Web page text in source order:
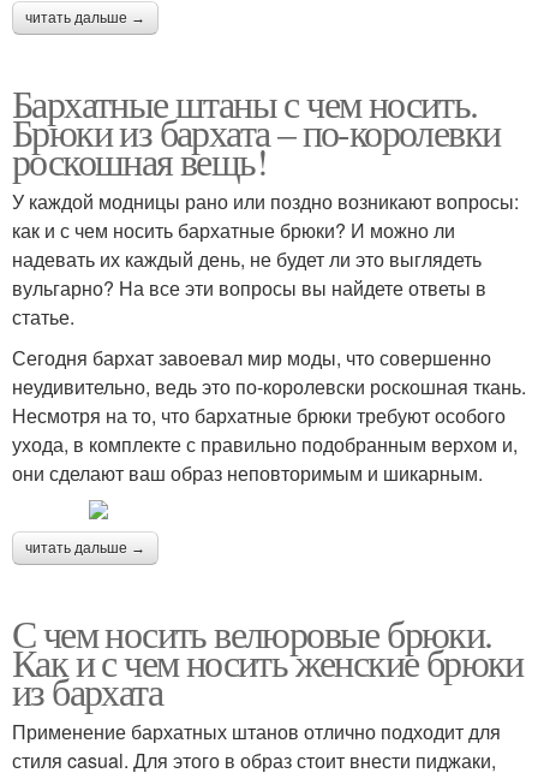
читать дальше →
Бархатные штаны с чем носить.
Брюки из бархата – по-королевки
роскошная вещь!
У каждой модницы рано или поздно возникают вопросы:
как и с чем носить бархатные брюки? И можно ли
надевать их каждый день, не будет ли это выглядеть
вульгарно? На все эти вопросы вы найдете ответы в
статье.
Сегодня бархат завоевал мир моды, что совершенно
неудивительно, ведь это по-королевски роскошная ткань.
Несмотря на то, что бархатные брюки требуют особого
ухода, в комплекте с правильно подобранным верхом и,
они сделают ваш образ неповторимым и шикарным.
читать дальше →
С чем носить велюровые брюки.
Как и с чем носить женские брюки
из бархата
Применение бархатных штанов отлично подходит для
стиля casual. Для этого в образ стоит внести пиджаки,